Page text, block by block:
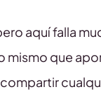
aquí falla
mismo que